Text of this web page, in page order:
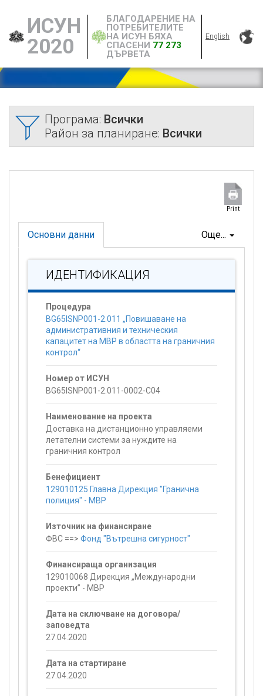
ИСУН
2020
БЛАГОДАРЕНИЕ НА
ПОТРЕБИТЕЛИТЕ
НА ИСУН БЯХА
СПАСЕНИ 77 273
ДЪРВЕТА
English
Програма: Всички
Район за планиране: Всички
Print
Още...
Основни данни
ИДЕНТИФИКАЦИЯ
Процедура
BG65ISNP001-2.011 „Повишаване на
административния и техническия
капацитет на МВР в областта на граничния
контрол“
Номер от ИСУН
BG65ISNP001-2.011-0002-C04
Наименование на проекта
Доставка на дистанционно управляеми
летателни системи за нуждите на
граничния контрол
Бенефициент
129010125 Главна Дирекция "Гранична
полиция" - МВР
Източник на финансиране
ФВС ==> Фонд "Вътрешна сигурност"
Финансираща организация
129010068 Дирекция „Международни
проекти” - МВР
Дата на сключване на договора/
заповедта
27.04.2020
Дата на стартиране
27.04.2020